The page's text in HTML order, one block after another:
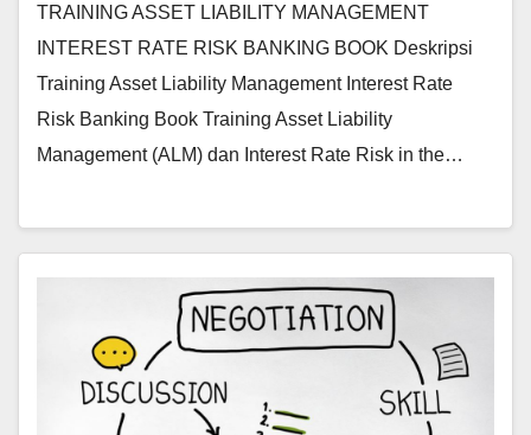
TRAINING ASSET LIABILITY MANAGEMENT
INTEREST RATE RISK BANKING BOOK Deskripsi
Training Asset Liability Management Interest Rate
Risk Banking Book Training Asset Liability
Management (ALM) dan Interest Rate Risk in the…